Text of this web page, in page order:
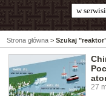
Strona główna > Szukaj
27